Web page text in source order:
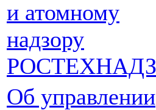
Об управлении